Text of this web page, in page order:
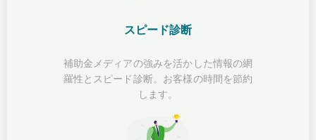
スピード診断
補助金メディアの強みを活かした情報の網
羅性とスピード診断。お客様の時間を節約
します。